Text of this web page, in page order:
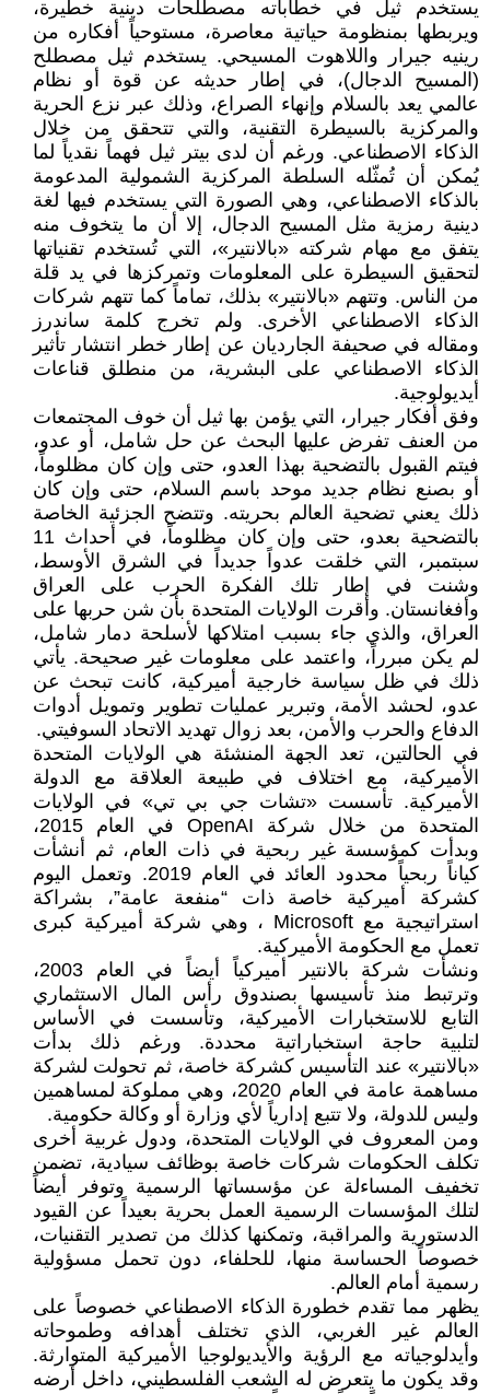
يستخدم ثيل في خطاباته مصطلحات دينية خطيرة،
ويربطها بمنظومة حياتية معاصرة، مستوحياً أفكاره من
رينيه جيرار واللاهوت المسيحي. يستخدم ثيل مصطلح
(المسيح الدجال)، في إطار حديثه عن قوة أو نظام
عالمي يعد بالسلام وإنهاء الصراع، وذلك عبر نزع الحرية
والمركزية بالسيطرة التقنية، والتي تتحقق من خلال
الذكاء الاصطناعي. ورغم أن لدى بيتر ثيل فهماً نقدياً لما
يُمكن أن تُمثّله السلطة المركزية الشمولية المدعومة
بالذكاء الاصطناعي، وهي الصورة التي يستخدم فيها لغة
دينية رمزية مثل المسيح الدجال، إلا أن ما يتخوف منه
يتفق مع مهام شركته «بالانتير»، التي تُستخدم تقنياتها
لتحقيق السيطرة على المعلومات وتمركزها في يد قلة
من الناس. وتتهم «بالانتير» بذلك، تماماً كما تتهم شركات
الذكاء الاصطناعي الأخرى. ولم تخرج كلمة ساندرز
ومقاله في صحيفة الجارديان عن إطار خطر انتشار تأثير
الذكاء الاصطناعي على البشرية، من منطلق قناعات
أيديولوجية.
وفق أفكار جيرار، التي يؤمن بها ثيل أن خوف المجتمعات
من العنف تفرض عليها البحث عن حل شامل، أو عدو،
فيتم القبول بالتضحية بهذا العدو، حتى وإن كان مظلوماً،
أو بصنع نظام جديد موحد باسم السلام، حتى وإن كان
ذلك يعني تضحية العالم بحريته. وتتضح الجزئية الخاصة
بالتضحية بعدو، حتى وإن كان مظلوماً، في أحداث 11
سبتمبر، التي خلقت عدواً جديداً في الشرق الأوسط،
وشنت في إطار تلك الفكرة الحرب على العراق
وأفغانستان. وأقرت الولايات المتحدة بأن شن حربها على
العراق، والذي جاء بسبب امتلاكها لأسلحة دمار شامل،
لم يكن مبرراً، واعتمد على معلومات غير صحيحة. يأتي
ذلك في ظل سياسة خارجية أميركية، كانت تبحث عن
عدو، لحشد الأمة، وتبرير عمليات تطوير وتمويل أدوات
الدفاع والحرب والأمن، بعد زوال تهديد الاتحاد السوفيتي.
في الحالتين، تعد الجهة المنشئة هي الولايات المتحدة
الأميركية، مع اختلاف في طبيعة العلاقة مع الدولة
الأميركية. تأسست «تشات جي بي تي» في الولايات
المتحدة من خلال شركة OpenAI في العام 2015،
وبدأت كمؤسسة غير ربحية في ذات العام، ثم أنشأت
كياناً ربحياً محدود العائد في العام 2019. وتعمل اليوم
كشركة أميركية خاصة ذات “منفعة عامة”، بشراكة
استراتيجية مع Microsoft ، وهي شركة أميركية كبرى
تعمل مع الحكومة الأميركية.
ونشأت شركة بالانتير أميركياً أيضاً في العام 2003،
وترتبط منذ تأسيسها بصندوق رأس المال الاستثماري
التابع للاستخبارات الأميركية، وتأسست في الأساس
لتلبية حاجة استخباراتية محددة. ورغم ذلك بدأت
«بالانتير» عند التأسيس كشركة خاصة، ثم تحولت لشركة
مساهمة عامة في العام 2020، وهي مملوكة لمساهمين
وليس للدولة، ولا تتبع إدارياً لأي وزارة أو وكالة حكومية.
ومن المعروف في الولايات المتحدة، ودول غربية أخرى
تكلف الحكومات شركات خاصة بوظائف سيادية، تضمن
تخفيف المساءلة عن مؤسساتها الرسمية وتوفر أيضاً
لتلك المؤسسات الرسمية العمل بحرية بعيداً عن القيود
الدستورية والمراقبة، وتمكنها كذلك من تصدير التقنيات،
خصوصاً الحساسة منها، للحلفاء، دون تحمل مسؤولية
رسمية أمام العالم.
يظهر مما تقدم خطورة الذكاء الاصطناعي خصوصاً على
العالم غير الغربي، الذي تختلف أهدافه وطموحاته
وأيدلوجياته مع الرؤية والأيديولوجيا الأميركية المتوارثة.
وقد يكون ما يتعرض له الشعب الفلسطيني، داخل أرضه